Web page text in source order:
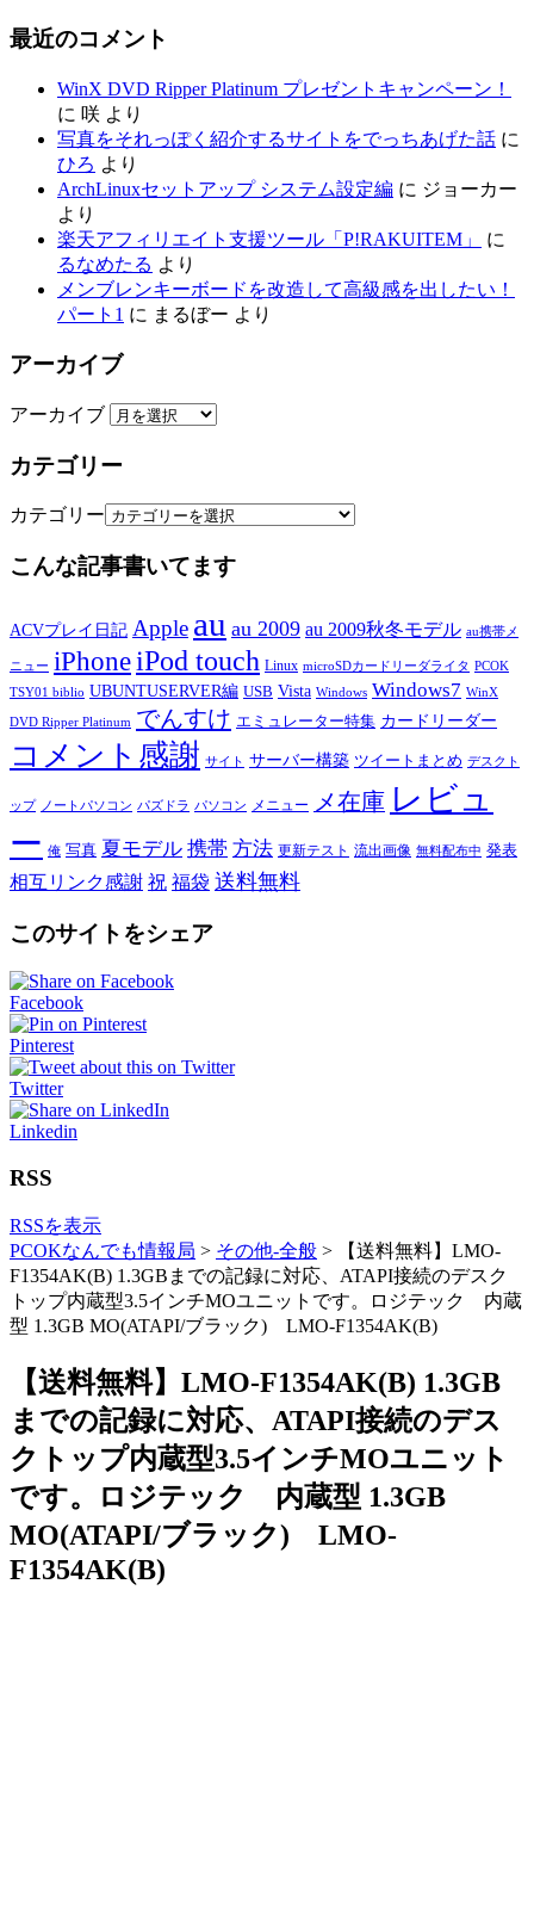
最近のコメント
WinX DVD Ripper Platinum プレゼントキャンペーン！
に 咲 より
写真をそれっぽく紹介するサイトをでっちあげた話 に
ひろ より
ArchLinuxセットアップ システム設定編 に ジョーカー
より
楽天アフィリエイト支援ツール「P!RAKUITEM」
に
るなめたる より
メンブレンキーボードを改造して高級感を出したい！
パート1 に まるぼー より
アーカイブ
アーカイブ
カテゴリー
カテゴリー
こんな記事書いてます
ACVプレイ日記 Apple au au 2009 au 2009秋冬モデル au携帯メ
ニュー iPhoneiPod touch Linux microSDカードリーダライタ PCOK
TSY01 biblio UBUNTUSERVER編 USB Vista Windows Windows7 WinX
DVD Ripper Platinum でんすけ エミュレーター特集 カードリーダー
コメント感謝 サイト サーバー構築 ツイートまとめ デスクト
ップ ノートパソコン パズドラ パソコン メニュー メ在庫 レビュ
ー 俺 写真 夏モデル 携帯 方法 更新テスト 流出画像 無料配布中 発表
相互リンク感謝 祝 福袋 送料無料
このサイトをシェア
Facebook
Pinterest
Twitter
Linkedin
RSS
RSSを表示
PCOKなんでも情報局 > その他-全般 >
【送料無料】LMO-
F1354AK(B) 1.3GBまでの記録に対応、ATAPI接続のデスク
トップ内蔵型3.5インチMOユニットです。ロジテック 内蔵
型 1.3GB MO(ATAPI/ブラック) LMO-F1354AK(B)
【送料無料】LMO-F1354AK(B) 1.3GB
までの記録に対応、ATAPI接続のデス
クトップ内蔵型3.5インチMOユニット
です。ロジテック 内蔵型 1.3GB
MO(ATAPI/ブラック) LMO-
F1354AK(B)